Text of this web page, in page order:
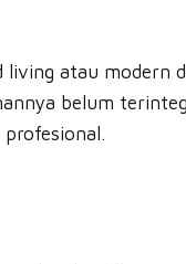
atau modern
belum
profesional.